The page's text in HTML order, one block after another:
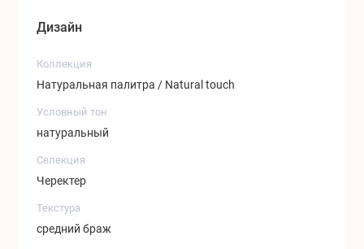
Дизайн
Коллекция
Натуральная палитра / Natural touch
Условный тон
натуральный
Селекция
Черектер
Текстура
средний браж